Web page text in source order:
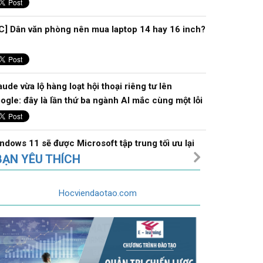
Dân văn phòng nên mua laptop 14 hay 16 inch?
vừa lộ hàng loạt hội thoại riêng tư lên
đây là lần thứ ba ngành AI mắc cùng một lỗi
11 sẽ được Microsoft tập trung tối ưu lại
và các ứng dụng native để giảm "ăn" RAM
loạt điện thoại Android ngừng chạy ứng dụng
YÊU THÍCH
Hocviendaotao.com